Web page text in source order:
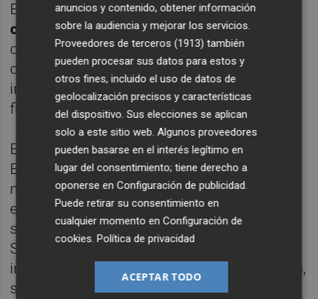
Estados miembros queextremen los
controles en fronteraa las importaciones
citrícolas de aquellos países que, a la vista
de los datos oficiales, “demuestran ser
incapaces de garantizar la seguridad
fitosanitaria de sus envíos”.
Entre las medidas que la entidad solicita a
Bruselas está la aplicación de un umbral
máximo de detecciones por plaga o
enfermedad, de manera que, cuando se
supere un nivel que la Autoridad Europea de
Seguridad Alimentaria (EFSA) considere
inasumible desde el punto de vista científico,
se proceda alcierre automático de las
anuncios y contenido, obtener información
sobre la audiencia y mejorar los servicios.
Proveedores de terceros (1913) también
pueden procesar sus datos para estos y
otros fines, incluido el uso de datos de
geolocalización precisos y características
del dispositivo. Sus elecciones se aplican
solo a este sitio web. Algunos proveedores
pueden basarse en el interés legítimo en
lugar del consentimiento; tiene derecho a
oponerse enConfiguración de publicidad
Puede retirar su consentimiento en
cualquier momento enConfiguración de
cookies .Política de privacidad
ACEPTAR TODO